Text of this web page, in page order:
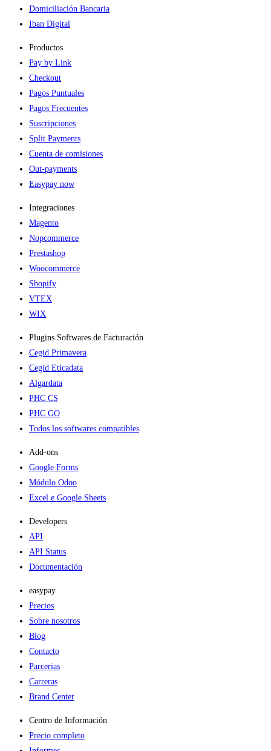
Domiciliación Bancaria
Iban Digital
Productos
Pay by Link
Checkout
Pagos Puntuales
Pagos Frecuentes
Suscripciones
Split Payments
Cuenta de comisiones
Out-payments
Easypay now
Integraciones
Magento
Nopcommerce
Prestashop
Woocommerce
Shopify
VTEX
WIX
Plugins Softwares de Facturación
Cegid Primavera
Cegid Eticadata
Algardata
PHC CS
PHC GO
Todos los softwares compatibles
Add-ons​
Google Forms
Módulo Odoo
Excel e Google Sheets
Developers
API
API Status
Documentación
easypay
Precios
Sobre nosotros
Blog
Contacto
Parcerias
Carreras
Brand Center
Centro de Información
Precio completo